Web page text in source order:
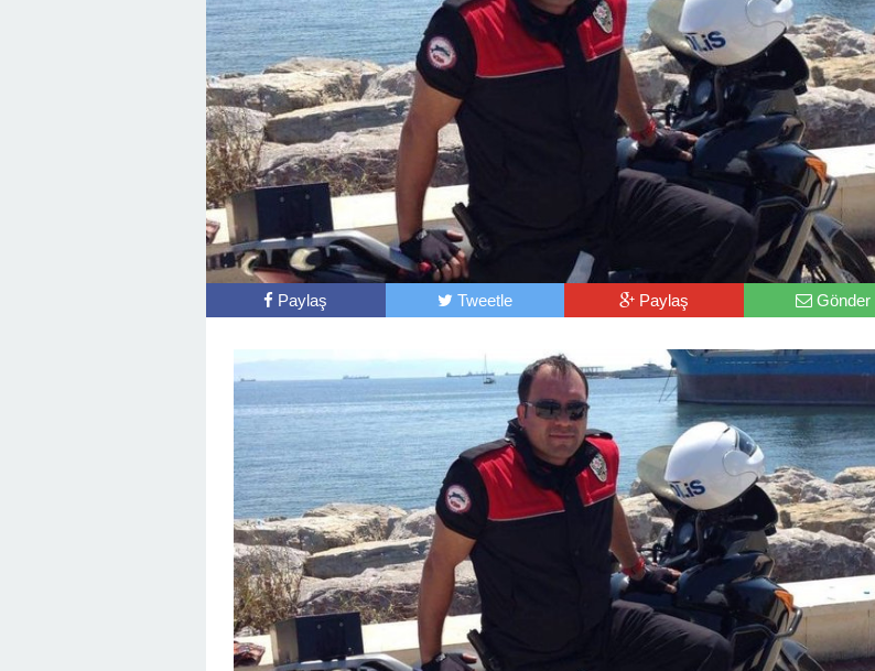
Paylaş Tweetle Paylaş Gönder